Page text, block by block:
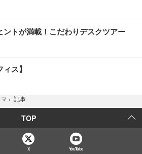
ントが満載！こだわりデスクツアー
ス】
› 記事
TOP
X YouTube